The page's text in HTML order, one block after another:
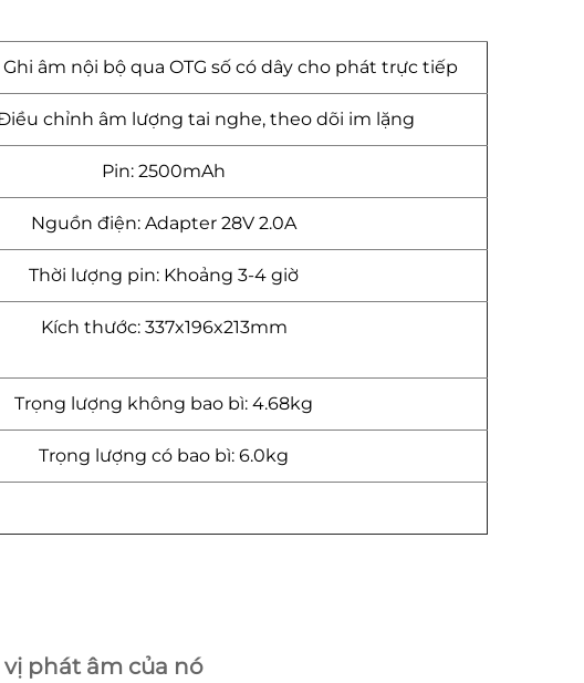
âm nội bộ qua OTG số có dây cho phát trực tiếp
chỉnh âm lượng tai nghe, theo dõi im lặng
Pin: 2500mAh
Nguồn điện: Adapter 28V 2.0A
Thời lượng pin: Khoảng 3-4 giờ
Kích thước: 337x196x213mm
Trọng lượng không bao bì: 4.68kg
Trọng lượng có bao bì: 6.0kg
vị phát âm của nó